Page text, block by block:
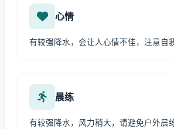
心情
有较强降水，会让人心情不佳，注意自
晨练
有较强降水，风力稍大，请避免户外晨